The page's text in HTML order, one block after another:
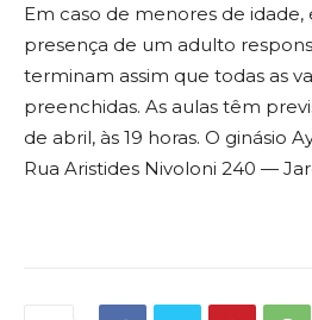
Em caso de menores de idade,
presença de um adulto
terminam assim que todas as
preenchidas. As aulas têm
de abril, às 19 horas. O ginásio
Rua Aristides Nivoloni 240 —